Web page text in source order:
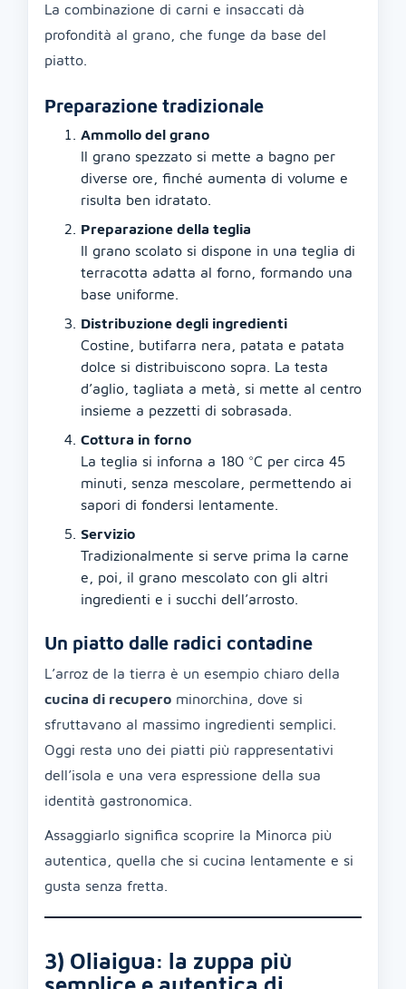
La combinazione di carni e insaccati dà
profondità al grano, che funge da base del
piatto.
Preparazione tradizionale
Ammollo del grano
Il grano spezzato si mette a bagno per
diverse ore, finché aumenta di volume e
risulta ben idratato.
Preparazione della teglia
Il grano scolato si dispone in una teglia di
terracotta adatta al forno, formando una
base uniforme.
Distribuzione degli ingredienti
Costine, butifarra nera, patata e patata
dolce si distribuiscono sopra. La testa
d’aglio, tagliata a metà, si mette al centro
insieme a pezzetti di sobrasada.
Cottura in forno
La teglia si inforna a 180 °C per circa 45
minuti, senza mescolare, permettendo ai
sapori di fondersi lentamente.
Servizio
Tradizionalmente si serve prima la carne
e, poi, il grano mescolato con gli altri
ingredienti e i succhi dell’arrosto.
Un piatto dalle radici contadine
L’arroz de la tierra è un esempio chiaro della
cucina di recupero minorchina, dove si
sfruttavano al massimo ingredienti semplici.
Oggi resta uno dei piatti più rappresentativi
dell’isola e una vera espressione della sua
identità gastronomica.
Assaggiarlo significa scoprire la Minorca più
autentica, quella che si cucina lentamente e si
gusta senza fretta.
3) Oliaigua: la zuppa più